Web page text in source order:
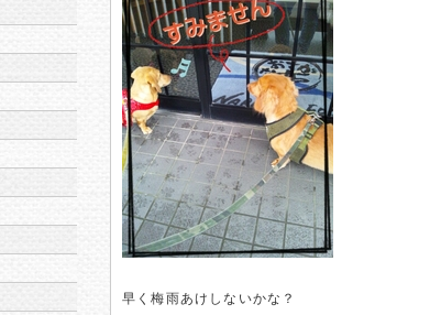
早く梅雨あけしないかな？